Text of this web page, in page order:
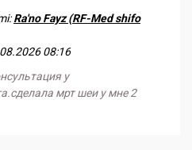
Ra'no Fayz (RF-Med shifo
08:16
у
мрт шеи у мне 2